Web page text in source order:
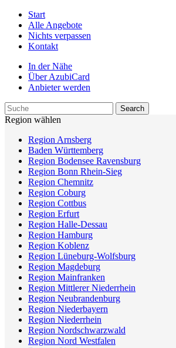
Start
Alle Angebote
Nichts verpassen
Kontakt
In der Nähe
Über AzubiCard
Anbieter werden
Region wählen
Region Arnsberg
Baden Württemberg
Region Bodensee Ravensburg
Region Bonn Rhein-Sieg
Region Chemnitz
Region Coburg
Region Cottbus
Region Erfurt
Region Halle-Dessau
Region Hamburg
Region Koblenz
Region Lüneburg-Wolfsburg
Region Magdeburg
Region Mainfranken
Region Mittlerer Niederrhein
Region Neubrandenburg
Region Niederbayern
Region Niederrhein
Region Nordschwarzwald
Region Nord Westfalen